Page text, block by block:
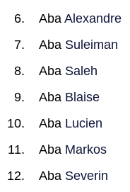
Aba Alexandre
Aba Suleiman
Aba Saleh
Aba Blaise
Aba Lucien
Aba Markos
Aba Severin